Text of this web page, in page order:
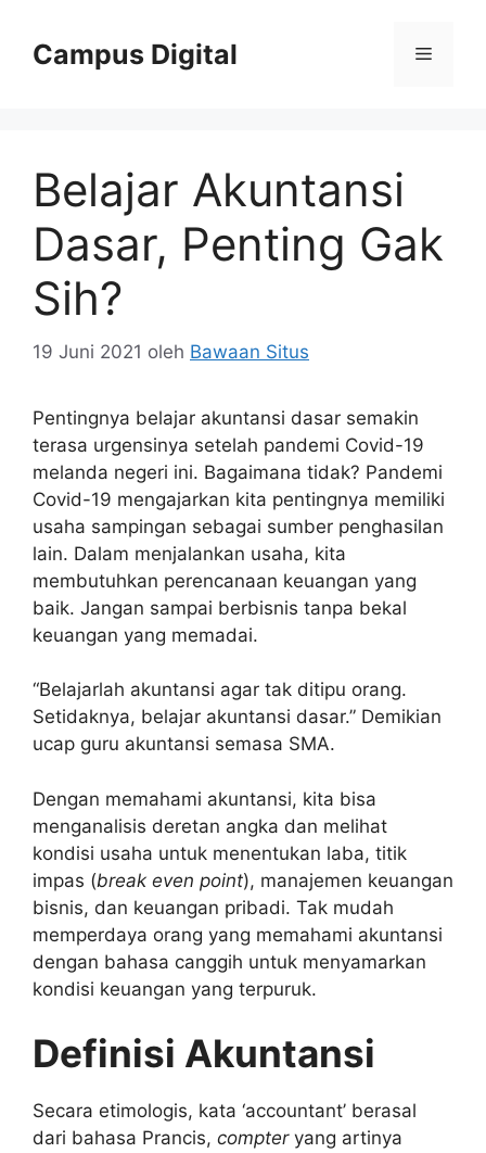
Campus Digital Menu
Belajar Akuntansi
Dasar, Penting Gak
Sih?
19 Juni 2021 oleh Bawaan Situs
Pentingnya belajar akuntansi dasar semakin
terasa urgensinya setelah pandemi Covid-19
melanda negeri ini. Bagaimana tidak? Pandemi
Covid-19 mengajarkan kita pentingnya memiliki
usaha sampingan sebagai sumber penghasilan
lain. Dalam menjalankan usaha, kita
membutuhkan perencanaan keuangan yang
baik. Jangan sampai berbisnis tanpa bekal
keuangan yang memadai.
“Belajarlah akuntansi agar tak ditipu orang.
Setidaknya, belajar akuntansi dasar.” Demikian
ucap guru akuntansi semasa SMA.
Dengan memahami akuntansi, kita bisa
menganalisis deretan angka dan melihat
kondisi usaha untuk menentukan laba, titik
impas (break even point), manajemen keuangan
bisnis, dan keuangan pribadi. Tak mudah
memperdaya orang yang memahami akuntansi
dengan bahasa canggih untuk menyamarkan
kondisi keuangan yang terpuruk.
Definisi Akuntansi
Secara etimologis, kata ‘accountant’ berasal
dari bahasa Prancis, compteryang artinya